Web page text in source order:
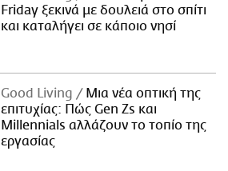
Friday ξεκινά με δουλειά στο σπίτι
και καταλήγει σε κάποιο νησί
Good Living
Μια νέα οπτική της
επιτυχίας: Πώς Gen Zs και
Millennials αλλάζουν το τοπίο της
εργασίας